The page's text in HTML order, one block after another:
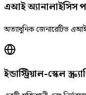
এআই অ্যানালাইসিস
অত্যাধুনিক জেনারেটিভ এআই
ইন্ডাস্ট্রিয়াল-স্কেল